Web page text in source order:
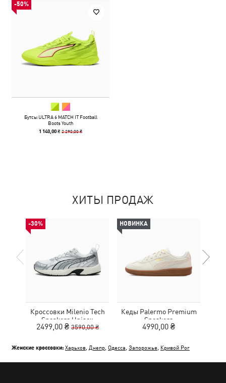
-50%
Бутсы ULTRA 6 MATCH IT Football
Boots Youth
1 140,00 ₴2 290,00 ₴
ХИТЫ ПРОДАЖ
-30%
Кроссовки Milenio Tech
Sneakers Unisex
2499,00 ₴ 3590,00 ₴
НОВИНКА
Кеды Palermo Premium
Sneakers
4990,00 ₴
Женские кроссовки: Харьков Днепр Одесса Запорожье Кривой Рог